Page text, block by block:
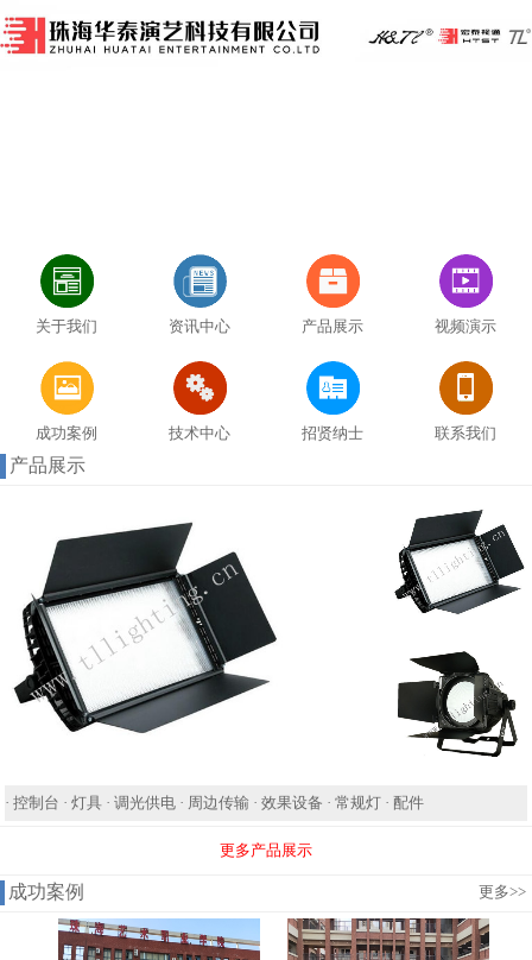
关于我们 资讯中心 产品展示 视频演示
成功案例 技术中心 招贤纳士 联系我们
产品展示
· 控制台 · 灯具 · 调光供电 · 周边传输 · 效果设备 · 常规灯 · 配件
更多产品展示
成功案例 更多>>